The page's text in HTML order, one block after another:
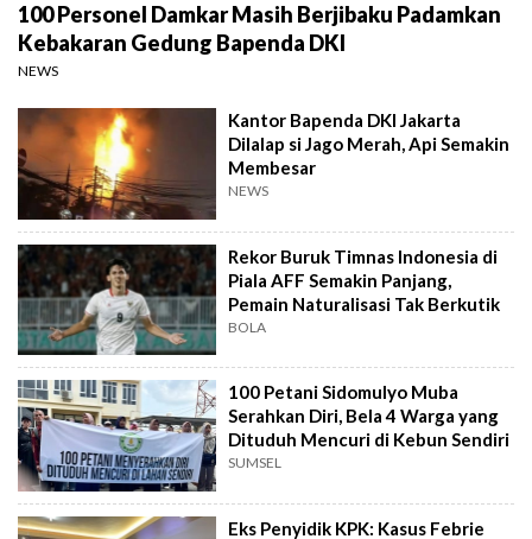
100 Personel Damkar Masih Berjibaku Padamkan
Kebakaran Gedung Bapenda DKI
NEWS
Kantor Bapenda DKI Jakarta
Dilalap si Jago Merah, Api Semakin
Membesar
NEWS
Rekor Buruk Timnas Indonesia di
Piala AFF Semakin Panjang,
Pemain Naturalisasi Tak Berkutik
BOLA
100 Petani Sidomulyo Muba
Serahkan Diri, Bela 4 Warga yang
Dituduh Mencuri di Kebun Sendiri
SUMSEL
Eks Penyidik KPK: Kasus Febrie